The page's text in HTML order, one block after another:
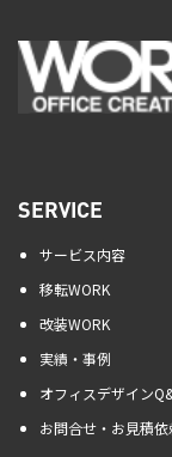
SERVICE
サービス内容
移転WORK
改装WORK
実績・事例
オフィスデザイン
お問合せ・お見積依